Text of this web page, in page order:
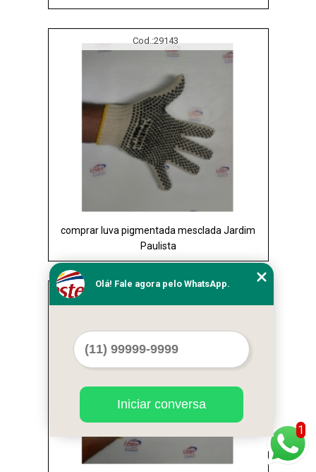
Cod.:29143
comprar luva pigmentada mesclada Jardim
Paulista
Cod.: 29144
1
Olá! Fale agora pelo WhatsApp.
Iniciar conversa